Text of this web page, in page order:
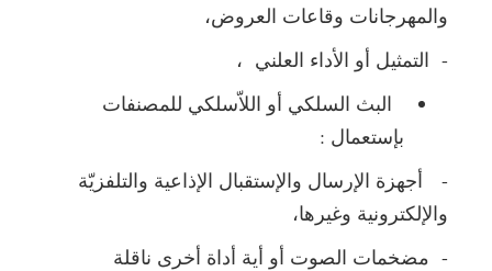
والمهرجانات وقاعات العروض،
- التمثيل أو الأداء العلني ،
البث السلكي أو اللاّسلكي للمصنفات
بإستعمال :
- أجهزة الإرسال والإستقبال الإذاعية والتلفزيّة
والإلكترونية وغيرها،
- مضخمات الصوت أو أية أداة أخرى ناقلة